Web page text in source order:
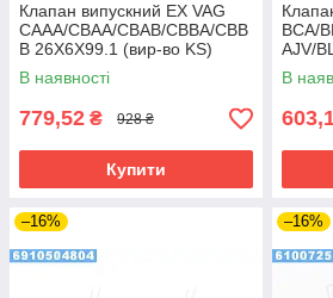
Клапан випускний EX VAG
CAAA/CBAA/CBAB/CBBA/CBB
B 26X6X99.1 (вир-во KS)
В наявності
779,52 ₴ 928 ₴
Купити
BCA/
AJV/
XC
В
–16% –16%